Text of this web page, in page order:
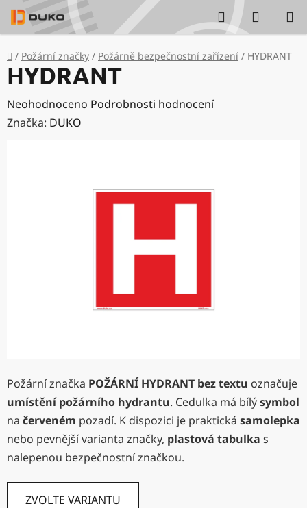
Přejít
na
obsah
Hledat
KOŠÍK
Domů
/ Požární značky / Požárně bezpečnostní zařízení / HYDRANT
Požární značka POŽÁRNÍ HYDRANT bez textu označuje
umístěnípožárního hydrantu. Cedulka má bílýsymbol
na červeném pozadí. K dispozici je praktická samolepka
nebo pevnější varianta značky, plastová tabulka s
nalepenou bezpečnostní značkou.
ZVOLTE VARIANTU
HYDRANT
Průměrné
hodnocení
Neohodnoceno Podrobnosti hodnocení
Značka: DUKO